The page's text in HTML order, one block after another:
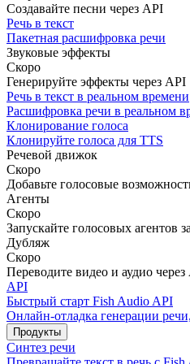
Создавайте песни через API
Речь в текст
Пакетная расшифровка речи
Звуковые эффекты
Скоро
Генерируйте эффекты через API
Речь в текст в реальном времени
Расшифровка речи в реальном
Клонирование голоса
Клонируйте голоса для TTS
Речевой движок
Скоро
Добавьте голосовые
Агенты
Скоро
Запускайте голосовых агентов
Дубляж
Скоро
Переводите видео и аудио
API
Быстрый старт Fish Audio API
Онлайн-отладка генерации
Продукты
Синтез речи